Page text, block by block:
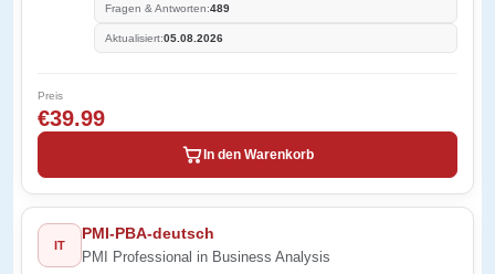
Fragen & Antworten:489
Aktualisiert:05.08.2026
Preis
€39.99
In den Warenkorb
IT
PMI-PBA-deutsch
PMI Professional in Business Analysis